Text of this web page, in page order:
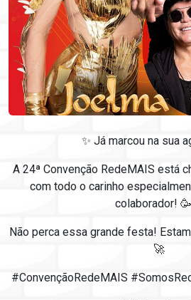
✨ Já marcou na sua
A 24ª Convenção RedeMAIS está
com todo o carinho
colaborador!
Não perca essa grande festa!
🚀
#ConvençãoRedeMAIS